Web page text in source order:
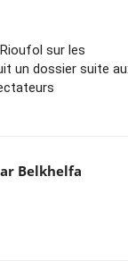
sur les
un dossier suite
Belkhelfa